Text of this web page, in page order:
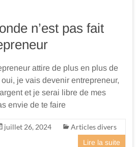
n’est pas fait
attire de plus en plus de
je vais devenir entrepreneur,
et je serai libre de mes
envie de te faire
juillet 26, 2024
Articles divers
Lire la suite